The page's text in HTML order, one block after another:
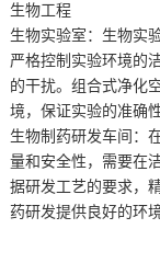
生物工程
生物实验室：生物实
严格控制实验环境的
的干扰。组合式净化
境，保证实验的准确
生物制药研发车间：
量和安全性，需要在
据研发工艺的要求，
药研发提供良好的环